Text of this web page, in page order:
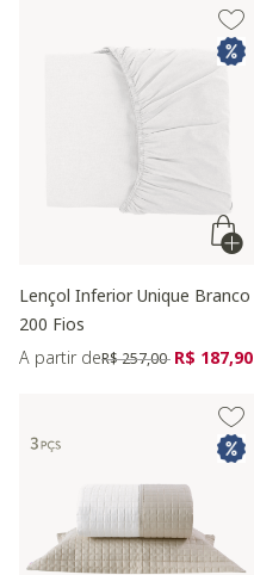
Lençol Inferior Unique Branco
200 Fios
A partir dePreço reduzido de
R$ 257,00 para
R$ 187,90